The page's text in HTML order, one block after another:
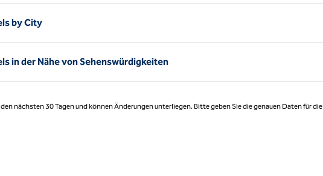
by City
in der Nähe von Sehenswürdigkeiten
nächsten 30 Tagen und können Änderungen unterliegen. Bitte geben Sie die genauen Daten für die